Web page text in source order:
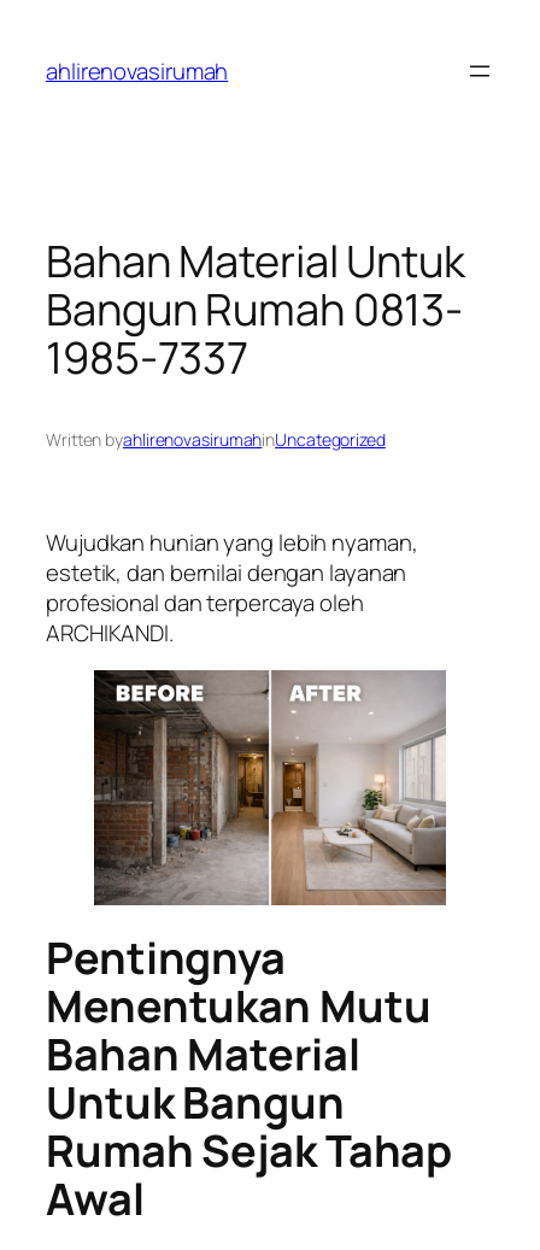
content
ahlirenovasirumah
Bahan Material Untuk
Bangun Rumah 0813-
1985-7337
Written byahlirenovasirumahinUncategorized
Wujudkan hunian yang lebih nyaman,
estetik, dan bernilai dengan layanan
profesional dan terpercaya oleh
ARCHIKANDI.
Pentingnya
Menentukan Mutu
Bahan Material
Untuk Bangun
Rumah Sejak Tahap
Awal